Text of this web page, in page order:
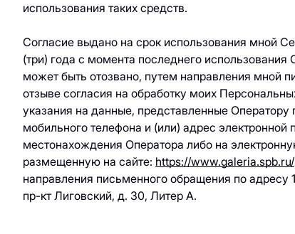
использования таких средств.
Согласие выдано на срок использования мной
(три) года с момента последнего
может быть отозвано, путем направления мной
отзыве согласия на обработку моих
указания на данные, представленные Оператору
мобильного телефона и (или) адрес электронной
местонахождения Оператора либо на
размещенную на сайте: https://www.galeria.spb.ru/
направления письменного обращения по адресу
пр-кт Лиговский, д. 30, Литер А.